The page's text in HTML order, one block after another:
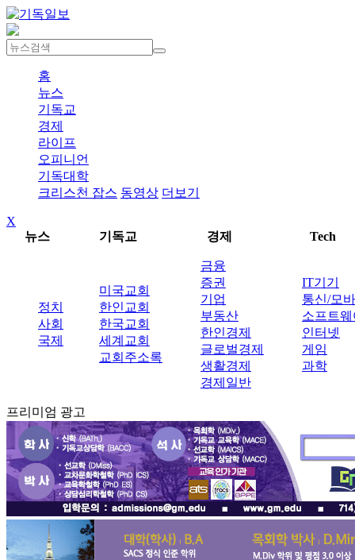
홈
뉴스
기독교
경제
라이프
오피니언
기독대학
크리스천 잡스 동영상 더보기
X
뉴스
기독교 경제 Tech
정치
사회
국제
미국교회
한인교회
한국교회
세계교회
교회주소록
금융
증권
기업
부동산
한인경제
글로벌경제
생활경제
경제일반
IT기기
통신/모
소프트웨
인터넷
게임
과학
프리미엄 광고